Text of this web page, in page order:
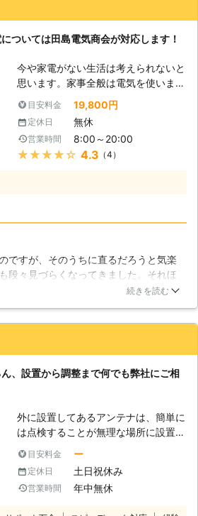
ール消毒はもちろん、密閉・密集・密
接を避ける行動を心がけております。
退出時には無料でお客様ご指定のドア
ノブや手すりなどアルコールまたは次
亜塩素酸ナトリウムで全て消毒洗浄し
ます。 TDS工務店は九州地方を中心
に対応しております。 福岡市内での
ご依頼であれば、即日対応も可能です
ので、テレビアンテナ工事業者をお探
平洋に面した県です。そんな鹿児島県
上陸します。台風はアンテナにとって
の天敵。強風によってアンテナがズレ
たり、飛散物がアンテナを破損させて
しまう事もあります。そうなります
なってしまいます。そうなってしまい
ましたら、当店にご相談ください。皆
ついては田島電気商会が対応します！
今や家電がない生活は考えられないと
思います。家事全般は電気を使います
し、他の生活にも電気を使います。こ
の世の中で私たち田島電気商会のよう
な電気屋は皆さまの生活を支えている
という責任感をもって作業をしなけれ
ばいけません。特に家電を設置する時
いうと、かつて新三種の神器と呼ばれ
たカラーテレビ、つまりはテレビを思
い浮かべる人も多いのではないのでし
ょうか。実際、テレビを見ない家の方
が少ないかと思います。もしもテレビ
う。テレビが映らない原因は基本的に
2つです。テレビそのものが悪いか、
2つです。テレビの問題は修理が必要
になり、そしてアンテナの問題はアン
テナ工事をする必要があります。田島
電気商会はアンテナ工事も承っていま
すので、テレビに何かありましたらま
ずは私たちにお問い合わせ下さい。す
目安料金 19,800円
定休日 無休
営業時間 8:00～20:00
★★★★★ 4.3 （4）
ですが、そのうちに直るだろうと気楽
段々見づらくなってきました。それほ
でアンテナが原因だと思い業者さんな
の説明も分かりやすく迅速に進めても
いました。
12月14日
続きを読む
、設置から調整まで何でも弊社にご相
外に設置してあるアンテナは、簡単に
は点検することが無理な場所に設置し
合、何が原因なのかを調べて対策する
という行為は、知識のない方には無理
と言っても過言ではありません。目で
目安料金 ー
定休日 土日祝休み
営業時間 年中無休